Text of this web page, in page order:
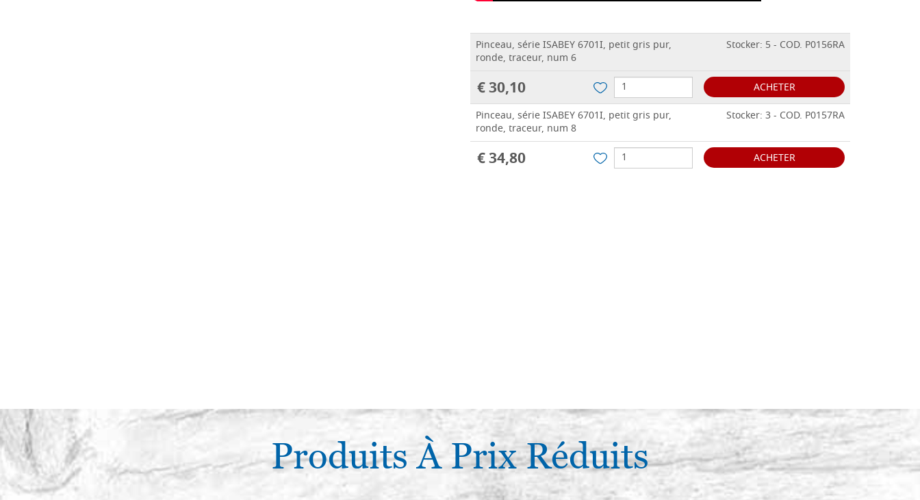
Pinceau, série ISABEY 6701I, petit gris pur,
ronde, traceur, num 6
Stocker: 5 - COD. P0156RA
€ 30,10
ACHETER
Pinceau, série ISABEY 6701I, petit gris pur,
ronde, traceur, num 8
Stocker: 3 - COD. P0157RA
€ 34,80 ACHETER
Produits À Prix Réduits